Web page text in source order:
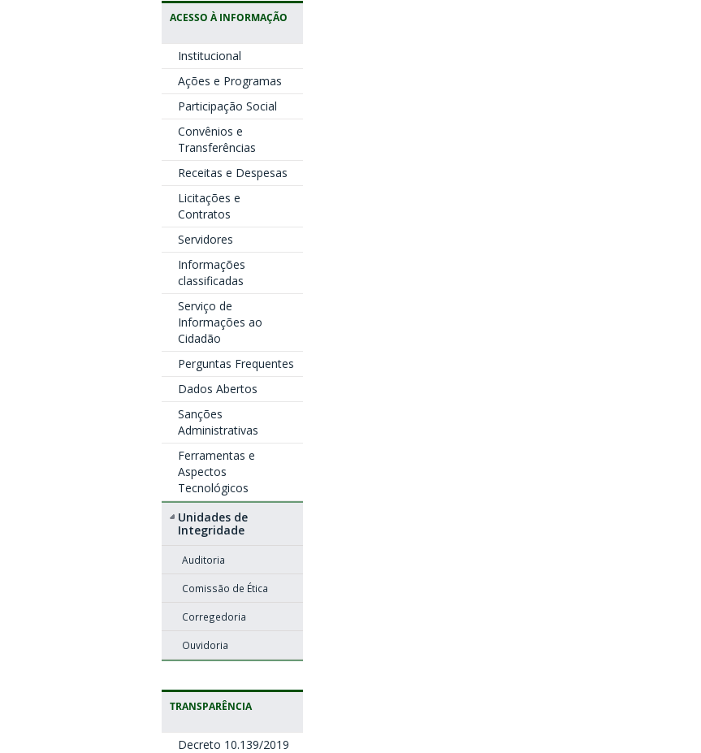
ACESSO À INFORMAÇÃO
Institucional
Ações e Programas
Participação Social
Convênios e
Transferências
Receitas e Despesas
Licitações e
Contratos
Servidores
Informações
classificadas
Serviço de
Informações ao
Cidadão
Perguntas Frequentes
Dados Abertos
Sanções
Administrativas
Ferramentas e
Aspectos
Tecnológicos
Unidades de
Integridade
Auditoria
Comissão de Ética
Corregedoria
Ouvidoria
TRANSPARÊNCIA
Decreto 10.139/2019